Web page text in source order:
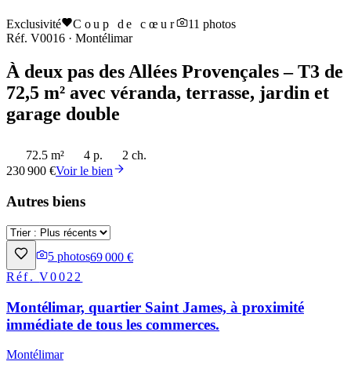
Exclusivité Coup de cœur 11 photos
Réf. V0016 · Montélimar
À deux pas des Allées Provençales – T3 de
72,5 m² avec véranda, terrasse, jardin et
garage double
72.5 m² 4 p.
2 ch.
230 900 €Voir le bien
Autres biens
5 photos69 000 €
Réf.V0022
Montélimar, quartier Saint James, à proximité
immédiate de tous les commerces.
Montélimar